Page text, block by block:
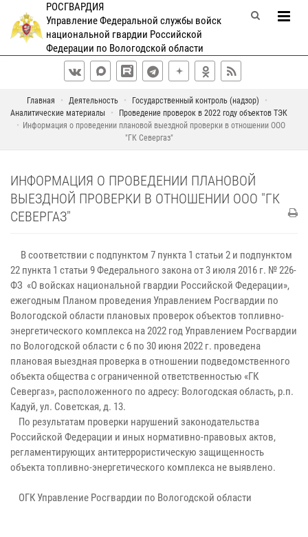
РОСГВАРДИЯ
Управление Федеральной службы войск
национальной гвардии Российской
Федерации по Вологодской области
Главная Деятельность
Государственный контроль (надзор)
Аналитические материалы
Проведение проверок в 2022 году объектов ТЭК
Информация о проведении плановой выездной проверки в отношении ООО
"ГК Севергаз"
ИНФОРМАЦИЯ О ПРОВЕДЕНИИ ПЛАНОВОЙ
ВЫЕЗДНОЙ ПРОВЕРКИ В ОТНОШЕНИИ ООО "ГК
СЕВЕРГАЗ"
В соответствии с подпунктом 7 пункта 1 статьи 2 и подпунктом
22 пункта 1 статьи 9 Федерального закона от 3 июля 2016 г. № 226-
ФЗ «О войсках национальной гвардии Российской Федерации»,
ежегодным Планом проведения Управлением Росгвардии по
Вологодской области плановых проверок объектов топливно-
энергетического комплекса на 2022 год Управлением Росгвардии
по Вологодской области с 6 по 30 июня 2022 г. проведена
плановая выездная проверка в отношении подведомственного
объекта общества с ограниченной ответственностью «ГК
Севергаз», расположенного по адресу: Вологодская область, р.п.
Кадуй, ул. Советская, д. 13.
По результатам проверки нарушений законодательства
Российской Федерации и иных нормативно-правовых актов,
регламентирующих антитеррористическую защищенность
объекта топливно-энергетического комплекса не выявлено.
ОГК Управление Росгвардии по Вологодской области